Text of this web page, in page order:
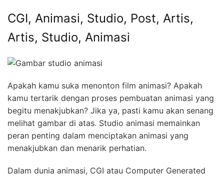
CGI, Animasi, Studio, Post, Artis,
Artis, Studio, Animasi
Apakah kamu suka menonton film animasi? Apakah
kamu tertarik dengan proses pembuatan animasi yang
begitu menakjubkan? Jika ya, pasti kamu akan senang
melihat gambar di atas. Studio animasi memainkan
peran penting dalam menciptakan animasi yang
menakjubkan dan menarik perhatian.
Dalam dunia animasi, CGI atau Computer Generated